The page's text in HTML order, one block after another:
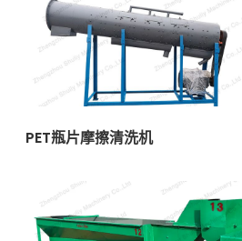
PET瓶片摩擦清洗机